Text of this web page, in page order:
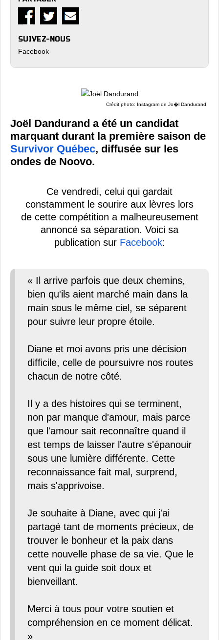
SUIVEZ-NOUS
Facebook
Crédit photo: Instagram de Jo�l Dandurand
Joël Dandurand a été un candidat
marquant durant la première saison de
Survivor Québec, diffusée sur les
ondes de Noovo.
Ce vendredi, celui qui gardait
constamment le sourire aux lèvres lors
de cette compétition a malheureusement
annoncé sa séparation. Voici sa
publication sur Facebook:
« Il arrive parfois que deux chemins,
bien qu'ils aient marché main dans la
main sous le même ciel, se séparent
pour suivre leur propre étoile.
Diane et moi avons pris une décision
difficile, celle de poursuivre nos routes
chacun de notre côté.
Il y a des histoires qui se terminent,
non par manque d'amour, mais parce
que l'amour sait reconnaître quand il
est temps de laisser l'autre s'épanouir
sous une lumière différente. Cette
reconnaissance fait mal, surprend,
mais s'apprivoise.
Je souhaite à Diane, avec qui j'ai
partagé tant de moments précieux, de
trouver le bonheur et la paix dans
cette nouvelle phase de sa vie. Que le
vent qui la guide soit doux et
bienveillant.
Merci à tous pour votre soutien et
compréhension en ce moment délicat.
»